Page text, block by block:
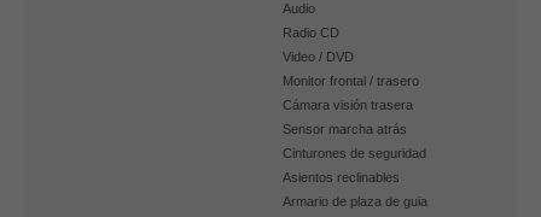
Audio
Radio CD
Video / DVD
Monitor frontal / trasero
Cámara visión trasera
Sensor marcha atrás
Cinturones de seguridad
Asientos reclinables
Armario de plaza de guia